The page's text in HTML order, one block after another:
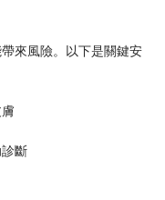
來風險。以下是關鍵安
斷